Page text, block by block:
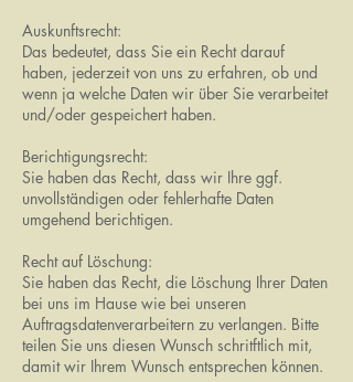
Auskunftsrecht:
Das bedeutet, dass Sie ein Recht darauf
haben, jederzeit von uns zu erfahren, ob und
wenn ja welche Daten wir über Sie verarbeitet
und/oder gespeichert haben.
Berichtigungsrecht:
Sie haben das Recht, dass wir Ihre ggf.
unvollständigen oder fehlerhafte Daten
umgehend berichtigen.
Recht auf Löschung:
Sie haben das Recht, die Löschung Ihrer Daten
bei uns im Hause wie bei unseren
Auftragsdatenverarbeitern zu verlangen. Bitte
teilen Sie uns diesen Wunsch schritftlich mit,
damit wir Ihrem Wunsch entsprechen können.